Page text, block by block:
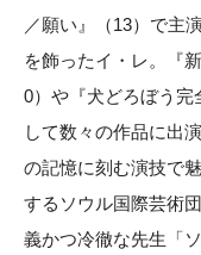
／願い』（13）で主
を飾ったイ・レ。『
0）や『犬どろぼう完
して数々の作品に出
の記憶に刻む演技で
するソウル国際芸術
義かつ冷徹な先生「